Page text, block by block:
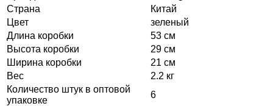
Страна
Китай
Цвет
зеленый
Длина коробки
53 см
Высота коробки
29 см
Ширина коробки
21 см
Вес
2.2 кг
Количество штук в оптовой
упаковке
6